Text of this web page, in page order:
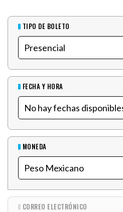
TIPO DE BOLETO
FECHA Y HORA
MONEDA
CORREO ELECTRÓNICO